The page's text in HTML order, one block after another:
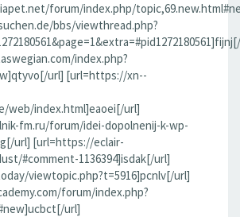
forum/index.php/
bbs/viewthread.php?
index.php?
url] [url=https://xn--
web/index.html]eaoei[/url]
fm.ru/forum/idei-dopolnenij-k-wp-
url] [url=https://eclair-
#comment-1136394]isdak[/url]
viewtopic.php?t=5916]pcnlv[/url]
forum/index.php?
url]